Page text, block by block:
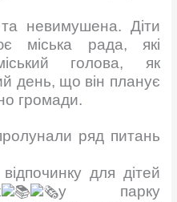
невимушена. Діти
міська рада, які
голова, як
день, що він планує
громади.
ряд питань
для дітей
у парку